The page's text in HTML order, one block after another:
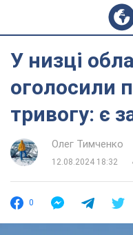
У низці
оголосили
тривогу: є
Олег Тимченко
12.08.2024 18:32
0